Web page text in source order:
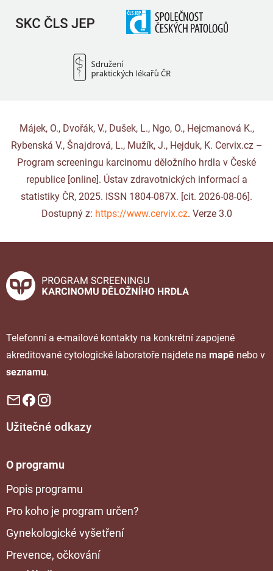
Májek, O., Dvořák, V., Dušek, L., Ngo, O., Hejcmanová K.,
Rybenská V., Šnajdrová, L., Mužík, J., Hejduk, K. Cervix.cz –
Program screeningu karcinomu děložního hrdla v České
republice [online]. Ústav zdravotnických informací a
statistiky ČR, 2025. ISSN 1804-087X. [cit. 2026-08-06].
Dostupný z: https://www.cervix.cz. Verze 3.0
Telefonní a e-mailové kontakty na konkrétní zapojené
akreditované cytologické laboratoře najdete na mapě nebo v
seznamu.
Užitečné odkazy
O programu
Popis programu
Pro koho je program určen?
Gynekologické vyšetření
Prevence, očkování